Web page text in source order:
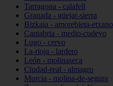
Tarragona - calafell
Granada - güejar-sierra
Bizkaia - amorebieta-etxano
Cantabria - medio-cudeyo
Lugo - cervo
La-rioja - lardero
León - molinaseca
Ciudad-real - almagro
Murcia - molina-de-segura